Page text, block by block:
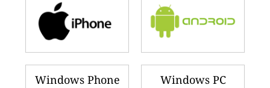
Windows Phone Windows PC